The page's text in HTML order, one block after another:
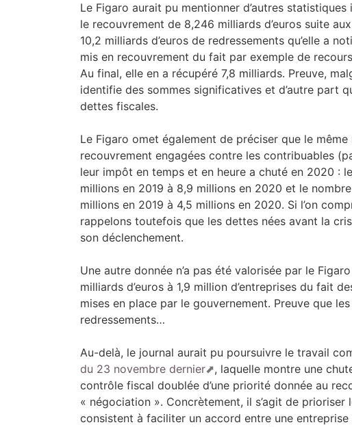
Le Figaro aurait pu mentionner d’autres statistiques
le recouvrement de 8,246 milliards d’euros suite
10,2 milliards d’euros de redressements qu’elle a
mis en recouvrement du fait par exemple de
Au final, elle en a récupéré 7,8 milliards. Preuve,
identifie des sommes significatives et d’autre part
dettes fiscales.
Le Figaro omet également de préciser que le
recouvrement engagées contre les contribuables
leur impôt en temps et en heure a chuté en 2020 :
millions en 2019 à 8,9 millions en 2020 et le
millions en 2019 à 4,5 millions en 2020. Si l’on
rappelons toutefois que les dettes nées avant la
son déclenchement.
Une autre donnée n’a pas été valorisée par le
milliards d’euros à 1,9 million d’entreprises du fait
mises en place par le gouvernement. Preuve que
redressements…
Au-delà, le journal aurait pu poursuivre le travail
du 23 novembre dernier
, laquelle montre une
contrôle fiscal doublée d’une priorité donnée au
« négociation ». Concrètement, il s’agit de prioriser
consistent à faciliter un accord entre une